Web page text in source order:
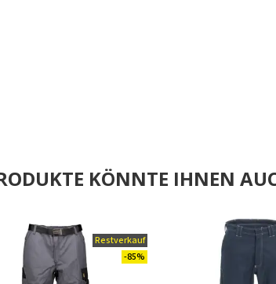
KÖNNTE IHNEN
Restverkauf
-85%